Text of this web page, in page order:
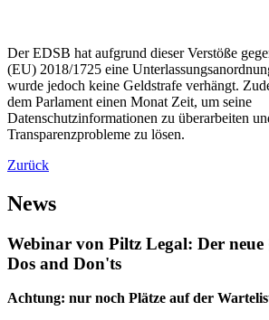
Der EDSB hat aufgrund dieser Verstöße
(EU) 2018/1725 eine
wurde jedoch keine Geldstrafe verhängt.
dem Parlament einen Monat Zeit, um seine
Datenschutzinformationen zu überarbeiten
Transparenzprobleme zu lösen.
Zurück
News
Webinar von Piltz Legal: Der
Dos and Don'ts
Achtung: nur noch Plätze auf der